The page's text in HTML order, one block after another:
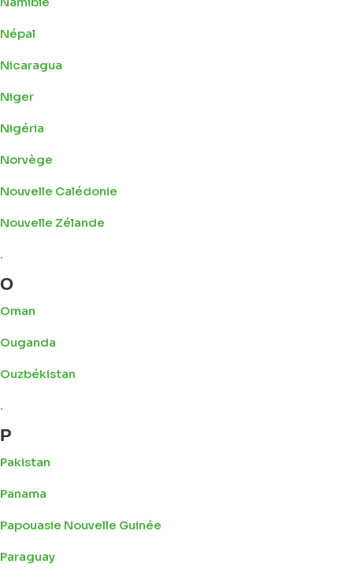
Népal
Nicaragua
Niger
Nigéria
Norvège
Nouvelle Calédonie
Nouvelle Zélande
.
O
Oman
Ouganda
Ouzbékistan
.
P
Pakistan
Panama
Papouasie Nouvelle Guinée
Paraguay